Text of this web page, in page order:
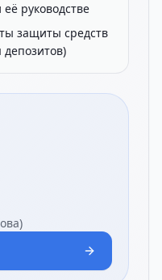
руководстве
защиты средств
депозитов)